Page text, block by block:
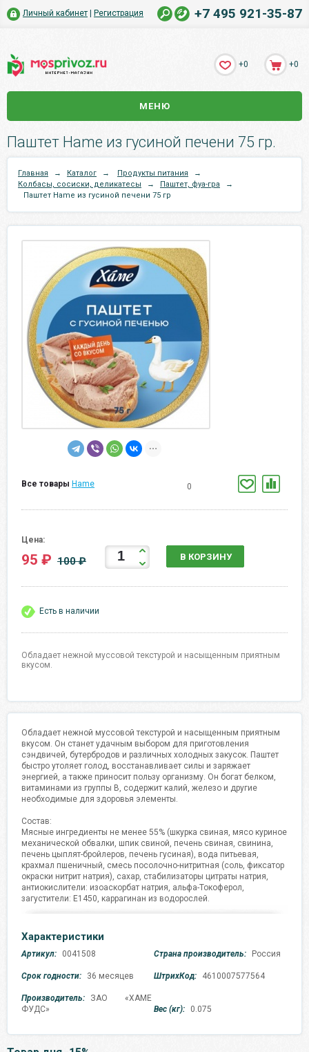
Личный кабинет Регистрация +7 495 921-35-87
+0 +0
МЕНЮ
Паштет Hame из гусиной печени 75 гр.
Главная → Каталог → Продукты питания
→
Колбасы, сосиски, деликатесы
→ Паштет, фуа-гра
→
Паштет Hame из гусиной печени 75 гр
Все товары Hame 0
Цена:
95 ₽ 100 ₽ В КОРЗИНУ
Есть в наличии
Обладает нежной муссовой текстурой и насыщенным приятным
вкусом.
Обладает нежной муссовой текстурой и насыщенным приятным
вкусом. Он станет удачным выбором для приготовления
сэндвичей, бутербродов и различных холодных закусок. Паштет
быстро утоляет голод, восстанавливает силы и заряжает
энергией, а также приносит пользу организму. Он богат белком,
витаминами из группы В, содержит калий, железо и другие
необходимые для здоровья элементы.
Состав:
Мясные ингредиенты не менее 55% (шкурка свиная, мясо куриное
механической обвалки, шпик свиной, печень свиная, свинина,
печень цыплят-бройлеров, печень гусиная), вода питьевая,
крахмал пшеничный, смесь посолочно-нитритная (соль, фиксатор
окраски нитрит натрия), сахар, стабилизаторы цитраты натрия,
антиокислители: изоаскорбат натрия, альфа-Токоферол,
загустители: Е1450, каррагинан из водорослей.
Характеристики
Артикул: 0041508 Страна производитель: Россия
Срок годности: 36 месяцев ШтрихКод: 4610007577564
Производитель:
ЗАО «ХАМЕ
ФУДС»
Вес (кг): 0.075